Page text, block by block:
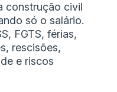
construção civil
só o salário.
FGTS, férias,
rescisões,
e riscos